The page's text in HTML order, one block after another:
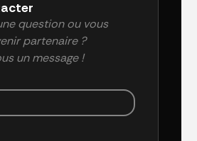
question ou vous
partenaire ?
un message !